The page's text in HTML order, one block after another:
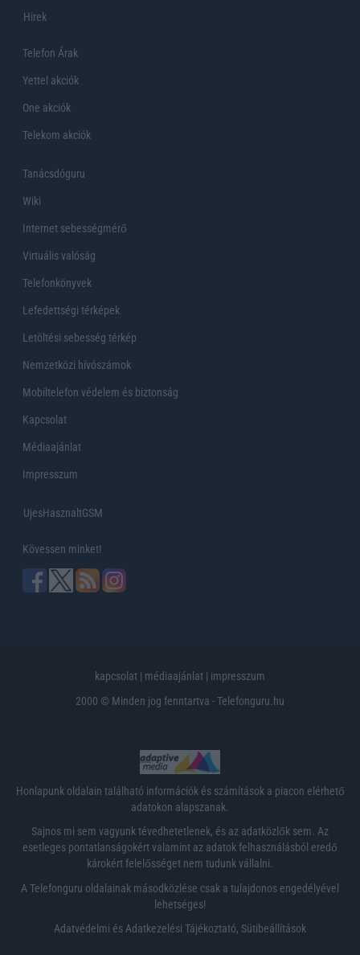
Hirek
Telefon Árak
Yettel akciók
One akciók
Telekom akciók
Tanácsdóguru
Wiki
Internet sebességmérő
Virtuális valóság
Telefonkönyvek
Lefedettségi térképek
Letöltési sebesség térkép
Nemzetközi hívószámok
Mobiltelefon védelem és biztonság
Kapcsolat
Médiaajánlat
Impresszum
UjesHasznaltGSM
Kövessen minket!
kapcsolat | médiaajánlat | impresszum
2000 © Minden jog fenntartva - Telefonguru.hu
Honlapunk oldalain található információk és számítások a piacon elérhető
adatokon alapszanak.
Sajnos mi sem vagyunk tévedhetetlenek, és az adatközlők sem. Az
esetleges pontatlanságokért valamint az adatok felhasználásból eredő
károkért felelősséget nem tudunk vállalni.
A Telefonguru oldalainak másodközlése csak a tulajdonos engedélyével
lehetséges!
Adatvédelmi és Adatkezelési Tájékoztató, Sütibeállítások